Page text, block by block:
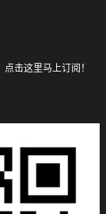
点击这里马上订阅！